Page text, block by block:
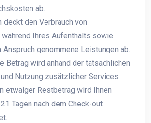
ab.
deckt den Verbrauch von
Ihres Aufenthalts sowie
genommene Leistungen ab.
Betrag wird anhand der tatsächlichen
Nutzung zusätzlicher Services
etwaiger Restbetrag wird Ihnen
Tagen nach dem Check-out